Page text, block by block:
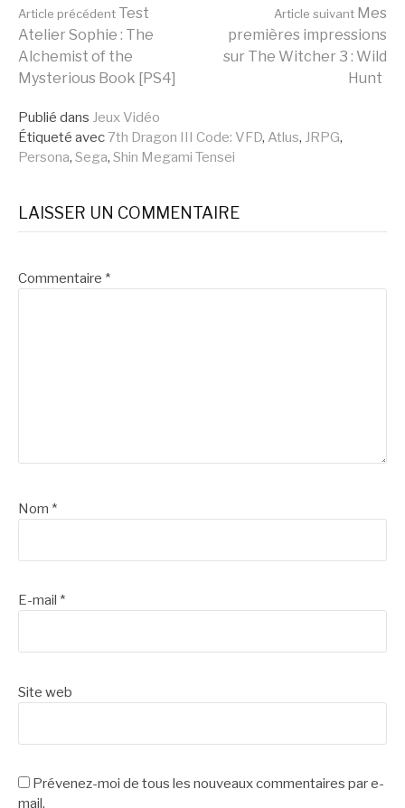
Lire
la
suite
Article précédent Test
Atelier Sophie : The
Alchemist of the
Mysterious Book [PS4]
Article suivant Mes
premières impressions
sur The Witcher 3 : Wild
Hunt
Publié dans Jeux Vidéo
Étiqueté avec7th Dragon III Code: VFD, Atlus, JRPG,
Persona, Sega, Shin Megami Tensei
LAISSER UN COMMENTAIRE
Commentaire *
Nom *
E-mail *
Site web
Prévenez-moi de tous les nouveaux commentaires par e-
mail.